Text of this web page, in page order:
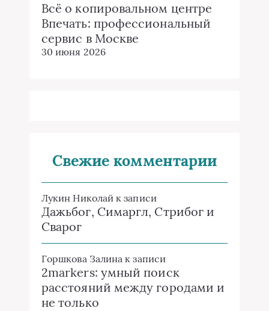
Всё о копировальном центре
Впечать: профессиональный
сервис в Москве
30 июня 2026
Свежие комментарии
Лукин Николай к записи
Дажьбог, Симаргл, Стрибог и
Сварог
Горшкова Залина к записи
2markers: умный поиск
расстояний между городами и
не только